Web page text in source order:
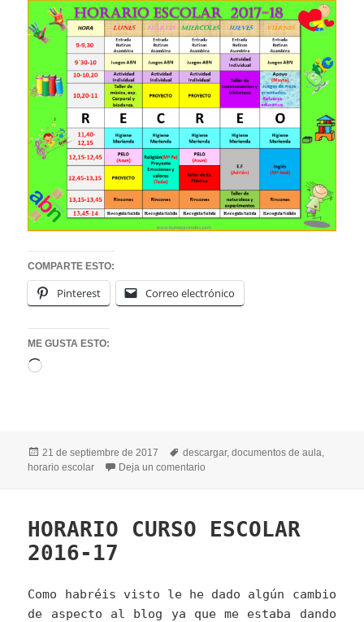
COMPARTE ESTO:
Pinterest Correo electrónico
ME GUSTA ESTO:
Cargando...
Publicado
el
21 de septiembre de 2017 Etiquetas
descargar,documentos de aula,
horario escolar
Deja un comentario
HORARIO CURSO ESCOLAR
2016-17
Como habréis visto le he dado algún cambio
de aspecto al blog ya que me estaba dando